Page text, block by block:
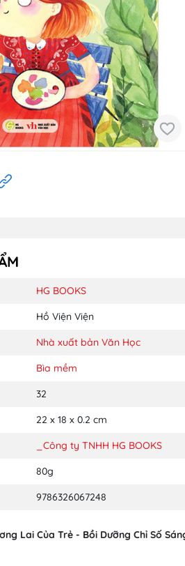
HG BOOKS
Hồ Viện Viện
Nhà xuất bản Văn Học
Bìa mềm
32
22 x 18 x 0.2 cm
_Công ty TNHH HG BOOKS
80g
9786326067248
Lai Của Trẻ - Bồi Dưỡng Chỉ Số